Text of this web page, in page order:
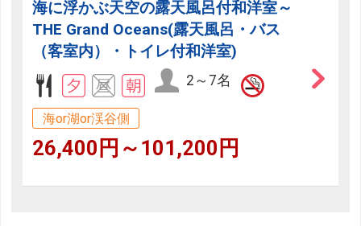
海に浮かぶ天空の露天風呂付和洋室～
THE Grand Oceans(露天風呂・バス
（客室内）・トイレ付和洋室)
2～7名
海or湖or渓谷側
26,400円～101,200円